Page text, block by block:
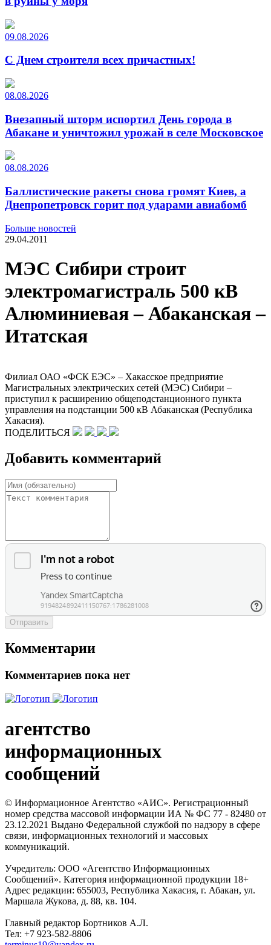
09.08.2026
С Днем строителя всех причастных!
08.08.2026
Внезапный шторм испортил День города в
Абакане и уничтожил урожай в селе Московское
08.08.2026
Баллистические ракеты снова громят Киев, а
Днепропетровск горит под ударами авиабомб
Больше новостей
29.04.2011
МЭС Сибири строит
электромагистраль 500 кВ
Алюминиевая – Абаканская –
Итатская
Филиал ОАО «ФСК ЕЭС» – Хакасское предприятие
Магистральных электрических сетей (МЭС) Сибири –
приступил к расширению общеподстанционного пункта
управления на подстанции 500 кВ Абаканская (Республика
Хакасия).
ПОДЕЛИТЬСЯ
Добавить комментарий
Отправить
Комментарии
Комментариев пока нет
агентство
информационных
сообщений
© Информационное Агентство «АИС». Регистрационный
номер средства массовой информации ИА № ФС 77 - 82480 от
23.12.2021 Выдано Федеральной службой по надзору в сфере
связи, информационных технологий и массовых
коммуникаций.
Учредитель: ООО «Агентство Информационных
Сообщений». Категория информационной продукции 18+
Адрес редакции: 655003, Республика Хакасия, г. Абакан, ул.
Маршала Жукова, д. 88, кв. 104.
Главный редактор Бортников А.Л.
Тел: +7 923-582-8806